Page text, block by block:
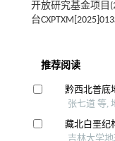
开放研究基金项目
台